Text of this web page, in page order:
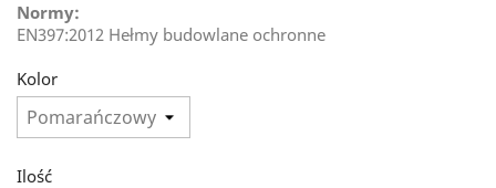
Normy:
EN397:2012 Hełmy budowlane ochronne
Kolor
Ilość